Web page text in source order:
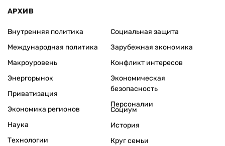
АРХИВ
Внутренняя политика
Международная политика
Макроуровень
Энергорынок
Приватизация
Экономика регионов
Социальная защита
Зарубежная экономика
Конфликт интересов
Экономическая
безопасность
Персоналии
Наука
Технологии
Социум
История
Круг семьи